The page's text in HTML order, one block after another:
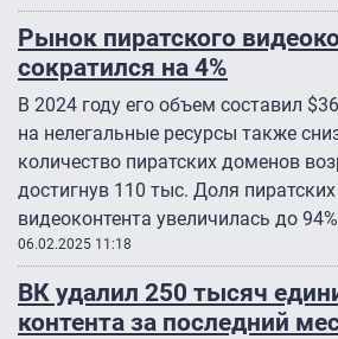
Рынок пиратского
сократился на 4%
В 2024 году его объем составил
на нелегальные ресурсы также
количество пиратских доменов
достигнув 110 тыс. Доля
видеоконтента увеличилась до
06.02.2025 11:18
ВК удалил 250 тысяч
контента за последний